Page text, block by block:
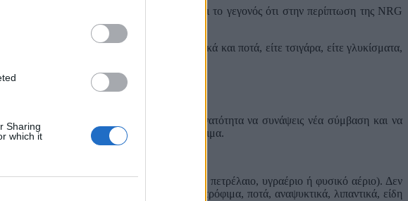
Sharing
which it
μέχρι πριν από λίγες ημέρες, είναι το γεγονός ότι στην περίπτωση της NRG
για το αμάξι, είτε να αγοράσεις αναψυκτικά και ποτά, είτε τσιγάρα, είτε γλυκίσματα,
της Enerwave, η οποία σου δίνει τη δυνατότητα να συνάψεις νέα σύμβαση και να
μπορεί να χρησιμοποιηθεί μόνο για καύσιμα.
καυσίμων κίνησης οχημάτων (βενζίνη, πετρέλαιο, υγραέριο ή φυσικό αέριο). Δεν
του καταστήματος της επιχείρησης (λχ τρόφιμα, ποτά, αναψυκτικά, λιπαντικά, είδη